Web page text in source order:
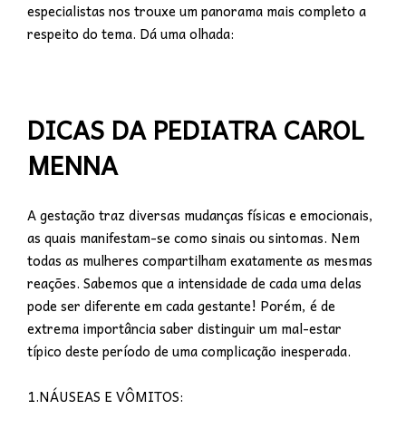
especialistas nos trouxe um panorama mais completo a
respeito do tema. Dá uma olhada:
DICAS DA PEDIATRA CAROL
MENNA
A gestação traz diversas mudanças físicas e emocionais,
as quais manifestam-se como sinais ou sintomas. Nem
todas as mulheres compartilham exatamente as mesmas
reações. Sabemos que a intensidade de cada uma delas
pode ser diferente em cada gestante! Porém, é de
extrema importância saber distinguir um mal-estar
típico deste período de uma complicação inesperada.
1.NÁUSEAS E VÔMITOS: